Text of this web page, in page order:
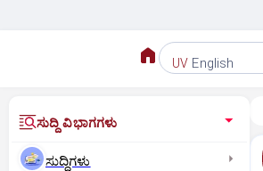
UV English
ಸುದ್ದಿ ವಿಭಾಗಗಳು
ಸುದ್ದಿಗಳು